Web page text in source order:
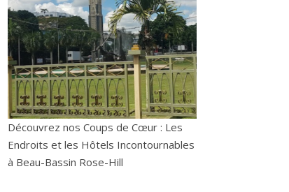
Découvrez nos Coups de Cœur : Les
Endroits et les Hôtels Incontournables
à Beau-Bassin Rose-Hill